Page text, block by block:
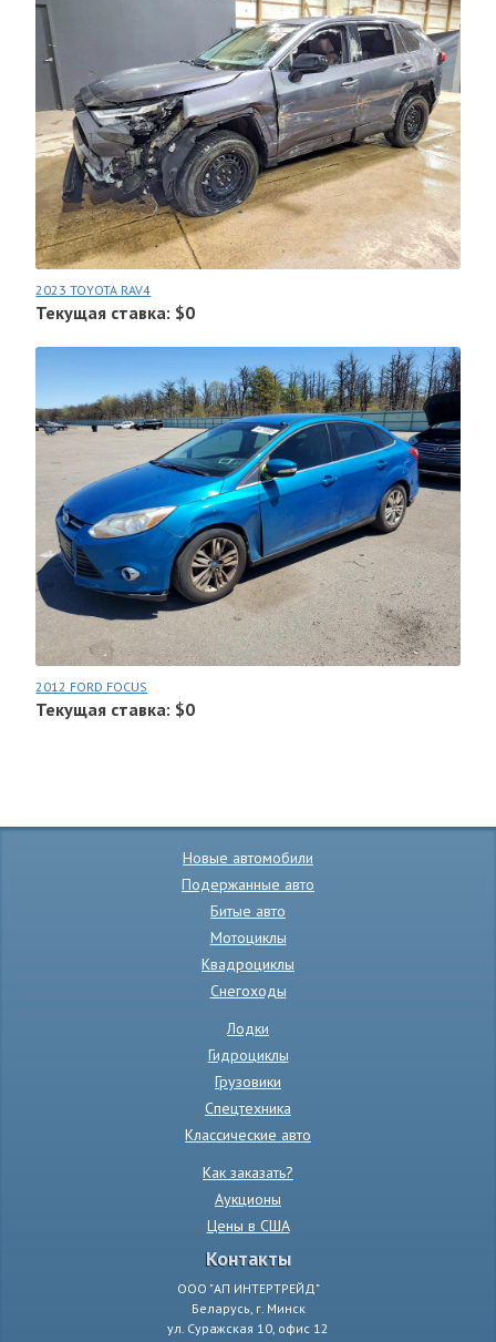
2023 TOYOTA RAV4
Текущая ставка: $0
2012 FORD FOCUS
Текущая ставка: $0
Новые автомобили
Подержанные авто
Битые авто
Мотоциклы
Квадроциклы
Снегоходы
Лодки
Гидроциклы
Грузовики
Спецтехника
Классические авто
Как заказать?
Аукционы
Цены в США
Контакты
ООО "АП ИНТЕРТРЕЙД"
Беларусь, г. Минск
ул. Суражская 10, офис 12